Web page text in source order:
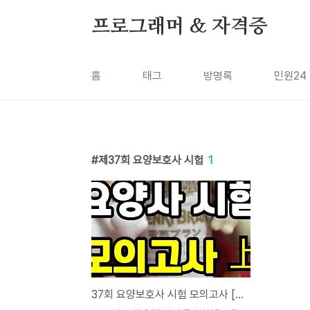
프로그래머 & 자격증
홈 태그 방명록 민원24
제37회 요양보호사 시험 1
37회 요양보호사 시험 모의고사 [난이도 上] 20문제 정답 - 답안 포함